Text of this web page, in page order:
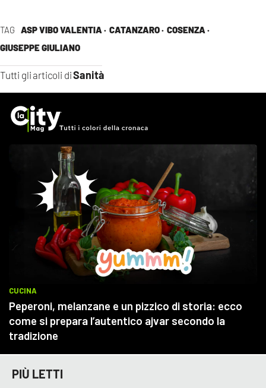
TAG ASP VIBO VALENTIA · CATANZARO · COSENZA ·
GIUSEPPE GIULIANO
Tutti gli articoli diSanità
PIÙ LETTI